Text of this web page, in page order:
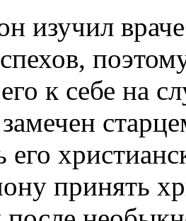
изучил
к себе на
его
принять